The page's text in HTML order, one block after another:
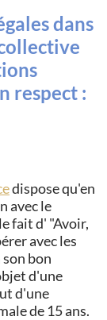
dans
respect :
dispose qu'en
avec le
fait d' "Avoir,
avec les
bon
d'une
d'une
de 15 ans.